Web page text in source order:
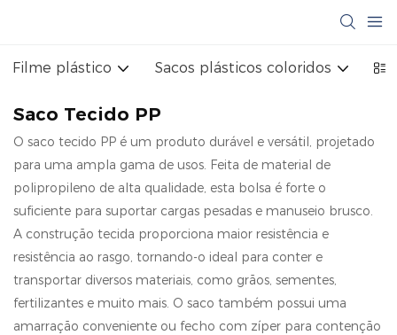
Filme plástico Sacos plásticos coloridos
Saco Tecido PP
O saco tecido PP é um produto durável e versátil, projetado
para uma ampla gama de usos. Feita de material de
polipropileno de alta qualidade, esta bolsa é forte o
suficiente para suportar cargas pesadas e manuseio brusco.
A construção tecida proporciona maior resistência e
resistência ao rasgo, tornando-o ideal para conter e
transportar diversos materiais, como grãos, sementes,
fertilizantes e muito mais. O saco também possui uma
amarração conveniente ou fecho com zíper para contenção